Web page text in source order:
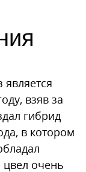
взяв за
гибрид
в котором
цвел очень